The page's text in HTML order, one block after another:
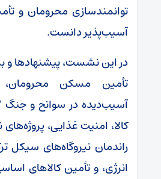
توانمندسازی محرومان و
آسیب‌پذیر دانست.
در این نشست، پیشنهادها و
تأمین مسکن محرومان،
کالا، امنیت غذایی،
راندمان نیروگاه‌های سیکل
انرژی، و تأمین کالاهای